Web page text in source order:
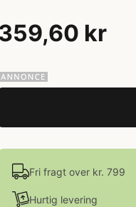
kr
Fri fragt over kr. 799
Hurtig levering